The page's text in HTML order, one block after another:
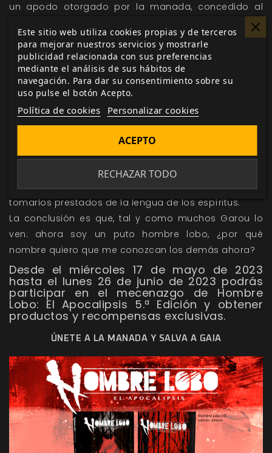
un apodo otorgado por la manada, concedido al
comunicarse con su espíritu patrón o descubierto
como parte del viaje de descubrir quiénes son y lo
que significa para ellos.
Con el tiempo, los Garou pueden escoger cambiar de
nuevo su nombre (tantas veces como quieran) para
reflejar sus logros y expresar su Renombre. Lo que
quiere decir que diversos nombres coloridos pueden
identificar a un hombre lobo, desde ambiciosos a
irónicos. Los nombres Garou pueden reflejar las
normas culturales y la lengua materna de la patria
del Garou o pueden resultar muy esotéricos e incluso
tomarlos prestados de la lengua de los espíritus.
La conclusión es que, tal y como muchos Garou lo
ven: ahora soy un puto hombre lobo, ¿por qué
nombre quiero que me conozcan los demás ahora?
Desde el miércoles 17 de mayo de 2023
hasta el lunes 26 de junio de 2023 podrás
participar en el mecenazgo de Hombre
Lobo: El Apocalipsis 5.ª Edición y obtener
productos y recompensas exclusivas.
ÚNETE A LA MANADA Y SALVA A GAIA
Este sitio web utiliza cookies propias y de terceros
para mejorar nuestros servicios y mostrarle
publicidad relacionada con sus preferencias
mediante el análisis de sus hábitos de
navegación. Para dar su consentimiento sobre su
uso pulse el botón Acepto.
Política de cookies Personalizar cookies
RECHAZAR TODO
ACEPTO